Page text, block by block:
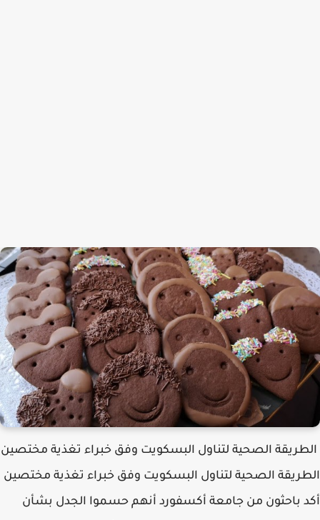
الطريقة الصحية لتناول البسكويت وفق خبراء تغذية مختصين
الطريقة الصحية لتناول البسكويت وفق خبراء تغذية مختصين
أكد باحثون من جامعة أكسفورد أنهم حسموا الجدل بشأن